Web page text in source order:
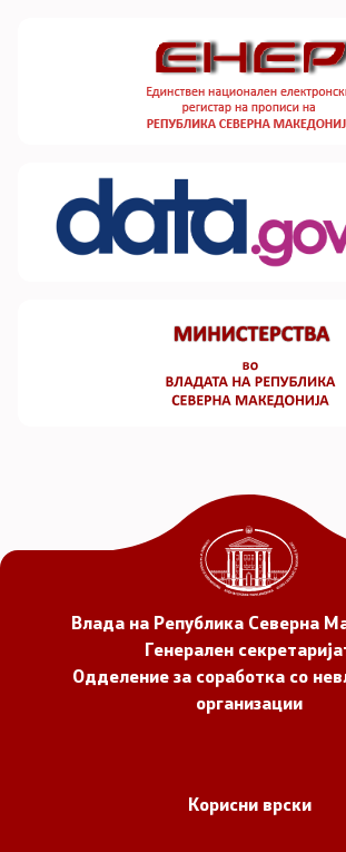
Влада на Република Северна
Генерален
Одделение за соработка со
организации
Корисни врски